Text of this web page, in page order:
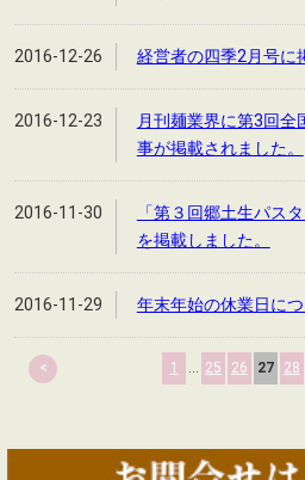
2016-12-26 経営者の四季2月号に
2016-12-23
月刊麺業界に第3回全
事が掲載されました。
2016-11-30
「第３回郷土生パス
を掲載しました。
2016-11-29 年末年始の休業日に
< 1 ... 25 26 27 28